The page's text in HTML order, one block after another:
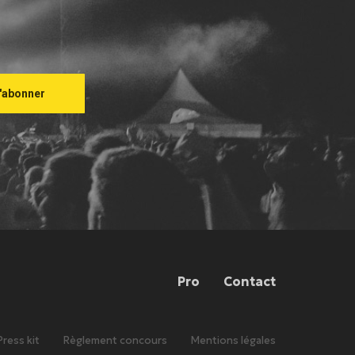
Pro Contact
kit Règlement concours Mentions légales